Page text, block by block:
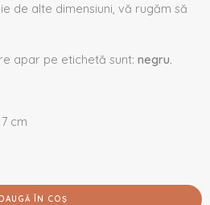
de alte dimensiuni, vă rugăm să
apar pe etichetă sunt: negru.
cm
ÎN COȘ